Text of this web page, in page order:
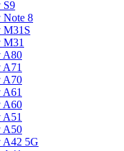
S9
Note 8
M31S
M31
A80
A71
A70
A61
A60
A51
A50
A42 5G